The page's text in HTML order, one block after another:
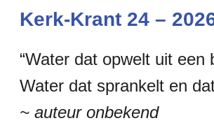
Kerk-Krant 24 –
“Water dat opwelt uit
Water dat sprankelt en
~ auteur onbekend